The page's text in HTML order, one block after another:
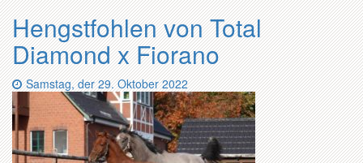
Hengstfohlen von Total
Diamond x Fiorano
Datum:
Samstag, der 29. Oktober 2022